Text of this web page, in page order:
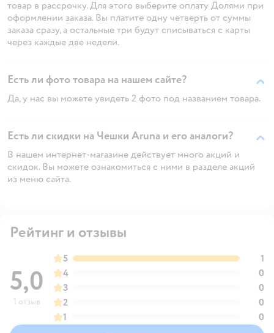
товар в рассрочку. Для этого выберите оплату Долями при
оформлении заказа. Вы платите одну четверть от суммы
заказа сразу, а остальные три будут списываться с карты
через каждые две недели.
Есть ли фото товара на нашем сайте?
Да, у нас вы можете увидеть 2 фото под названием товара.
Есть ли скидки на Чешки Aruna и его аналоги?
В нашем интернет-магазине действует много акций и
скидок. Вы можете ознакомиться с ними в разделе акций
из меню сайта.
Рейтинг и отзывы
5,0
1 отзыв
5
1
4
0
3
0
2
0
1
0